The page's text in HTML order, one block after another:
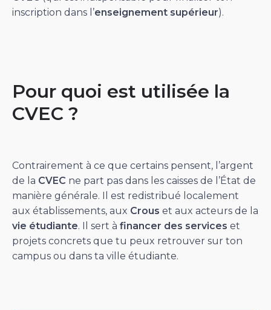
inscription dans l’enseignement supérieur).
Pour quoi est utilisée la
CVEC ?
Contrairement à ce que certains pensent, l’argent
de la CVEC ne part pas dans les caisses de l’État de
manière générale. Il est redistribué localement
aux établissements, aux Crous et aux acteurs de la
vie étudiante. Il sert à financer des services et
projets concrets que tu peux retrouver sur ton
campus ou dans ta ville étudiante.